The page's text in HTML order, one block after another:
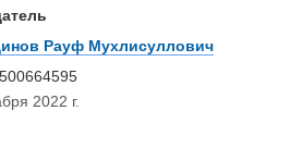
Рауф Мухлисуллович
2022 г.